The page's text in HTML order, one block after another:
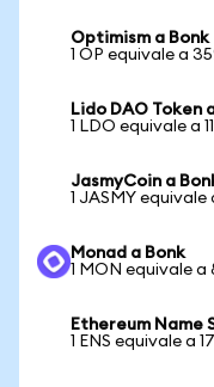
Optimism a Bonk
1 OP equivale a
Lido DAO Token
1 LDO equivale a
JasmyCoin a
1 JASMY
Monad a Bonk
1 MON equivale
Ethereum Name
1 ENS equivale a